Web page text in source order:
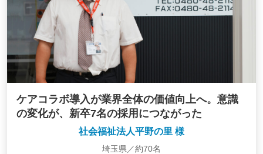
ケアコラボ導入が業界全体の価値向上へ。意識
の変化が、新卒7名の採用につながった
社会福祉法人平野の里 様
埼玉県／約70名